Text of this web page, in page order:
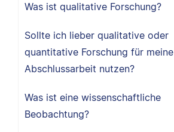
Was ist qualitative Forschung?
Sollte ich lieber qualitative oder
quantitative Forschung für meine
Abschlussarbeit nutzen?
Was ist eine wissenschaftliche
Beobachtung?